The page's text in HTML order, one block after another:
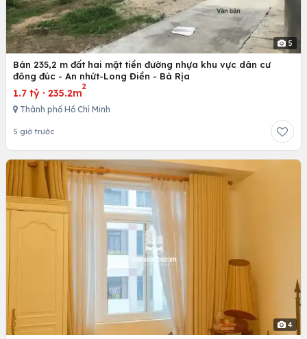
5
Bán 235,2 m đất hai mặt tiền đường nhựa khu vực dân cư
đông đúc - An nhứt-Long Điền - Bà Rịa
1.7 tỷ · 235.2m
2
Thành phố Hồ Chí Minh
5 giờ trước
4